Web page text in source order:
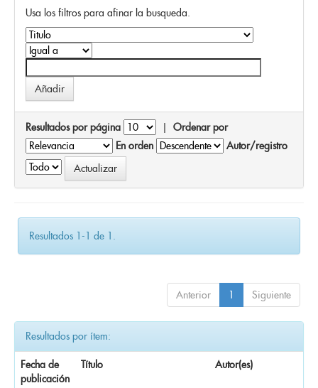
Usa los filtros para afinar la busqueda.
Resultados por página | Ordenar por
En orden
Autor/registro
Resultados 1-1 de 1.
Anterior 1 Siguiente
Resultados por ítem:
Fecha de
publicación
Título Autor(es)